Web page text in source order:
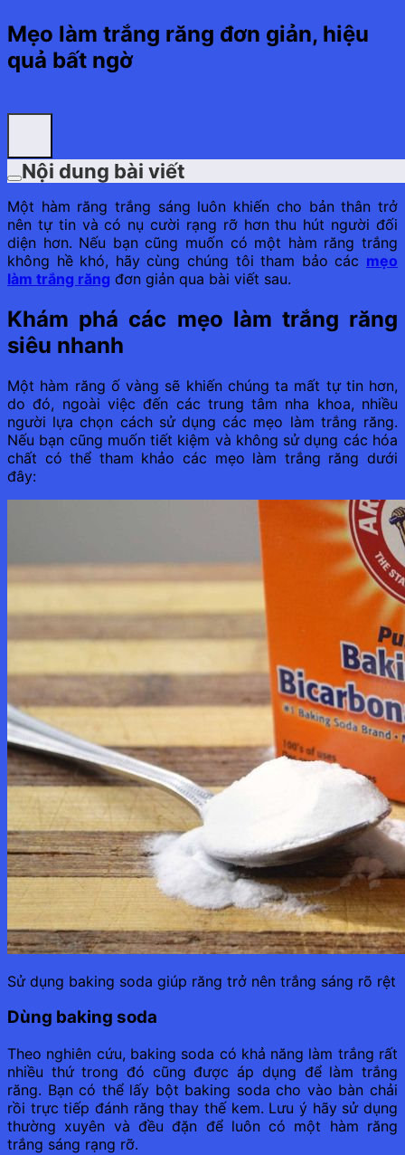
Mẹo làm trắng răng đơn giản, hiệu
quả bất ngờ
Nội dung bài viết
Một hàm răng trắng sáng luôn khiến cho bản thân trở
nên tự tin và có nụ cười rạng rỡ hơn thu hút người đối
diện hơn. Nếu bạn cũng muốn có một hàm răng trắng
không hề khó, hãy cùng chúng tôi tham bảo các mẹo
làm trắng răng đơn giản qua bài viết sau.
Khám phá các mẹo làm trắng răng
siêu nhanh
Một hàm răng ố vàng sẽ khiến chúng ta mất tự tin hơn,
do đó, ngoài việc đến các trung tâm nha khoa, nhiều
người lựa chọn cách sử dụng các mẹo làm trắng răng.
Nếu bạn cũng muốn tiết kiệm và không sử dụng các hóa
chất có thể tham khảo các mẹo làm trắng răng dưới
đây:
Sử dụng baking soda giúp răng trở nên trắng sáng rõ rệt
Dùng baking soda
Theo nghiên cứu, baking soda có khả năng làm trắng rất
nhiều thứ trong đó cũng được áp dụng để làm trắng
răng. Bạn có thể lấy bột baking soda cho vào bàn chải
rồi trực tiếp đánh răng thay thế kem. Lưu ý hãy sử dụng
thường xuyên và đều đặn để luôn có một hàm răng
trắng sáng rạng rỡ.